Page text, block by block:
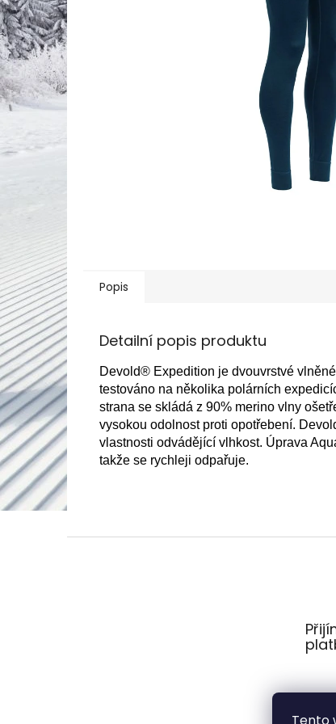
Popis
Detailní popis produktu
Devold® Expedition je dvouvrstvé
testováno na několika polárních
strana se skládá z 90% merino vlny
vysokou odolnost proti opotřebení.
vlastnosti odvádějící vlhkost. Úprava
takže se rychleji odpařuje.